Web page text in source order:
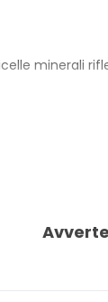
minerali
presenza di